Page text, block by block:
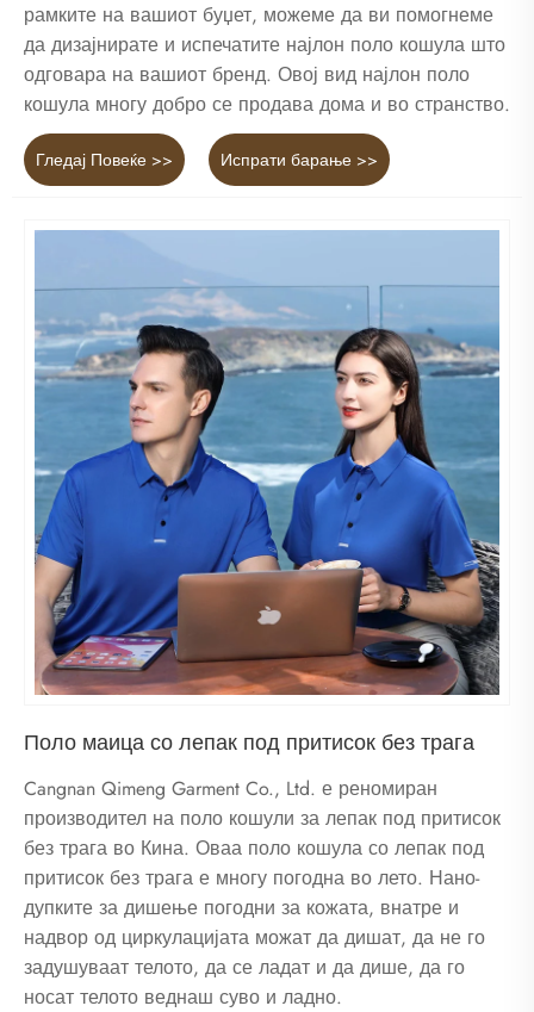
рамките на вашиот буџет, можеме да ви помогнеме
да дизајнирате и испечатите најлон поло кошула што
одговара на вашиот бренд. Овој вид најлон поло
кошула многу добро се продава дома и во странство.
Гледај Повеќе >> Испрати барање >>
Поло маица со лепак под притисок без трага
Cangnan Qimeng Garment Co., Ltd. е реномиран
производител на поло кошули за лепак под притисок
без трага во Кина. Оваа поло кошула со лепак под
притисок без трага е многу погодна во лето. Нано-
дупките за дишење погодни за кожата, внатре и
надвор од циркулацијата можат да дишат, да не го
задушуваат телото, да се ладат и да дише, да го
носат телото веднаш суво и ладно.